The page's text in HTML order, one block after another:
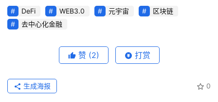
DeFi WEB3.0 元宇宙
区块链
去中心化金融
赞 (2) 打赏
0
生成海报